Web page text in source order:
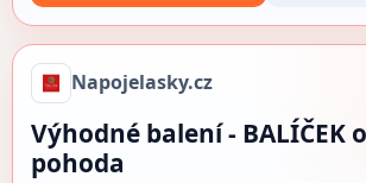
Napojelasky.cz
Výhodné balení - BALÍČEK
pohoda